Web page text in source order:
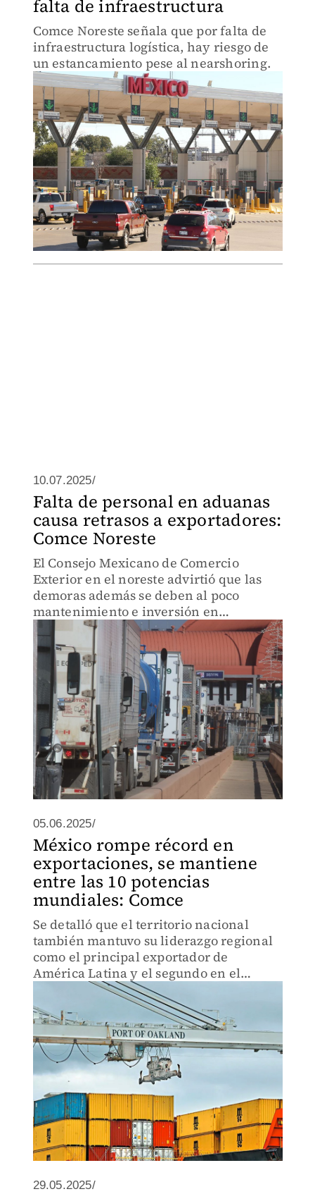
falta de infraestructura
Comce Noreste señala que por falta de
infraestructura logística, hay riesgo de
un estancamiento pese al nearshoring.
10.07.2025/
Falta de personal en aduanas
causa retrasos a exportadores:
Comce Noreste
El Consejo Mexicano de Comercio
Exterior en el noreste advirtió que las
demoras además se deben al poco
mantenimiento e inversión en
despachos.
05.06.2025/
México rompe récord en
exportaciones, se mantiene
entre las 10 potencias
mundiales: Comce
Se detalló que el territorio nacional
también mantuvo su liderazgo regional
como el principal exportador de
América Latina y el segundo en el
continente americano.
29.05.2025/